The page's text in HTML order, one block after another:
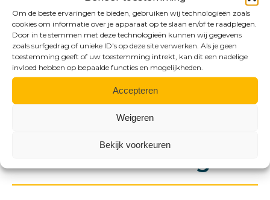
Om de beste ervaringen te bieden, gebruiken wij technologieën zoals
cookies om informatie over je apparaat op te slaan en/of te raadplegen.
Door in te stemmen met deze technologieën kunnen wij gegevens
zoals surfgedrag of unieke ID's op deze site verwerken. Als je geen
toestemming geeft of uw toestemming intrekt, kan dit een nadelige
invloed hebben op bepaalde functies en mogelijkheden.
Accepteren
Weigeren
Bekijk voorkeuren
Neem contact op →